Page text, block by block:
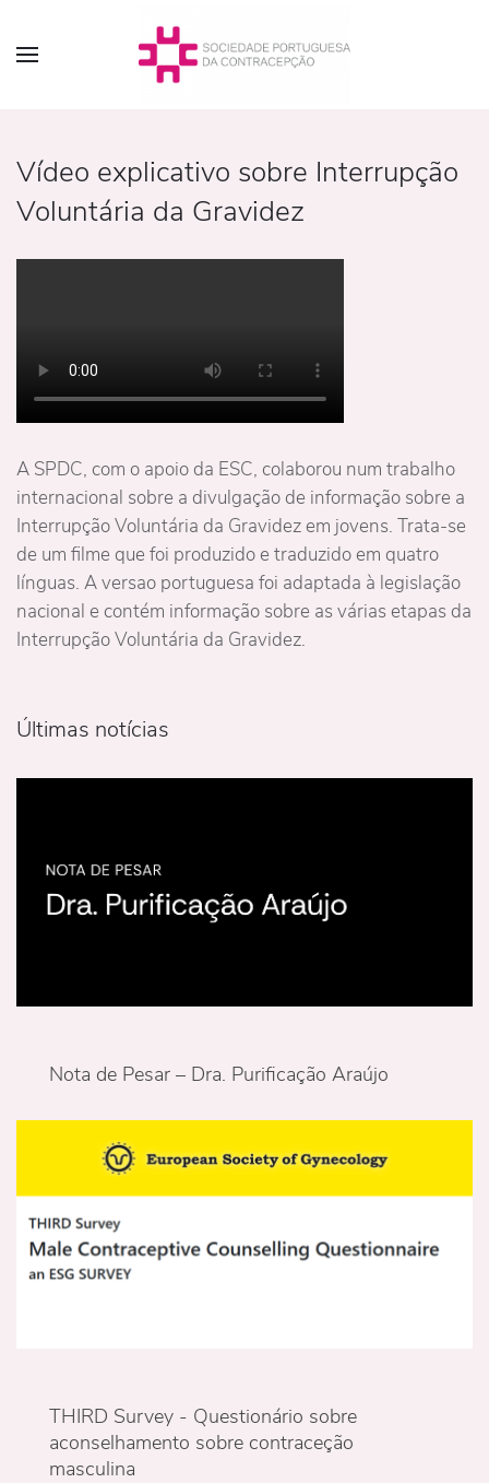
Vídeo explicativo sobre Interrupção
Voluntária da Gravidez
A SPDC, com o apoio da ESC, colaborou num trabalho
internacional sobre a divulgação de informação sobre a
Interrupção Voluntária da Gravidez em jovens. Trata-se
de um filme que foi produzido e traduzido em quatro
línguas. A versao portuguesa foi adaptada à legislação
nacional e contém informação sobre as várias etapas da
Interrupção Voluntária da Gravidez.
Últimas notícias
Nota de Pesar – Dra. Purificação Araújo
THIRD Survey - Questionário sobre
aconselhamento sobre contraceção
masculina